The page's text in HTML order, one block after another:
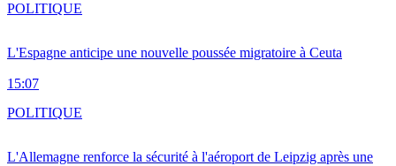
L'Espagne anticipe une nouvelle poussée migratoire à Ceuta
15:07
POLITIQUE
L'Allemagne renforce la sécurité à l'aéroport de Leipzig après une
POLITIQUE